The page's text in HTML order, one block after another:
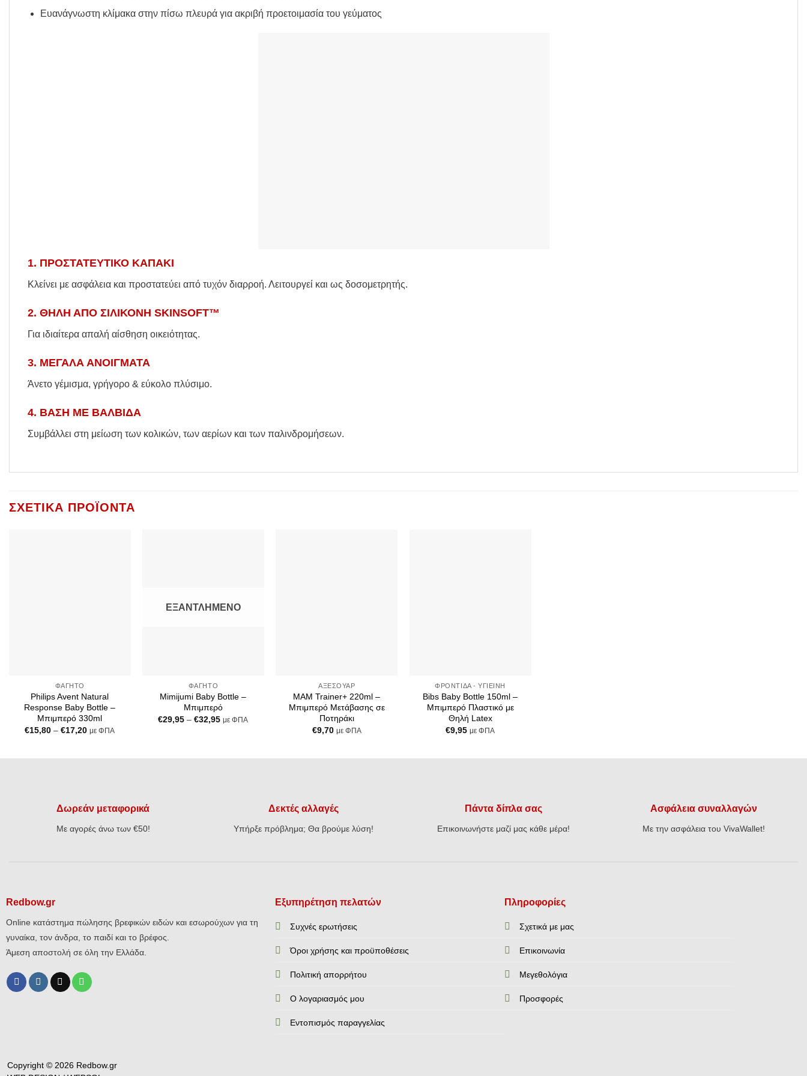
Ευανάγνωστη κλίμακα στην πίσω πλευρά για ακριβή προετοιμασία του γεύματος
1. ΠΡΟΣΤΑΤΕΥΤΙΚΟ ΚΑΠΑΚΙ
Κλείνει με ασφάλεια και προστατεύει από τυχόν διαρροή. Λειτουργεί και ως δοσομετρητής.
2. ΘΗΛΗ ΑΠΟ ΣΙΛΙΚΟΝΗ SKINSOFT™
Για ιδιαίτερα απαλή αίσθηση οικειότητας.
3. ΜΕΓΑΛΑ ΑΝΟΙΓΜΑΤΑ
Άνετο γέμισμα, γρήγορο & εύκολο πλύσιμο.
4. ΒΑΣΗ ΜΕ ΒΑΛΒΙΔΑ
Συμβάλλει στη μείωση των κολικών, των αερίων και των παλινδρομήσεων.
ΣΧΕΤΙΚΆ ΠΡΟΪΌΝΤΑ
ΦΑΓΗΤΌ
Philips Avent Natural
Response Baby Bottle –
Μπιμπερό 330ml
€15,80 – €17,20Price
με ΦΠΑ
ΕΞΑΝΤΛΗΜΈΝΟ
ΦΑΓΗΤΌ
Mimijumi Baby Bottle –
Μπιμπερό
€29,95 – €32,95Price
με ΦΠΑ
ΑΞΕΣΟΥΆΡ
MAM Trainer+ 220ml –
Μπιμπερό Μετάβασης σε
Ποτηράκι
€9,70 με ΦΠΑ
ΦΡΟΝΤΊΔΑ - ΥΓΙΕΙΝΉ
Bibs Baby Bottle 150ml –
Μπιμπερό Πλαστικό με
Θηλή Latex
€9,95 με ΦΠΑ
Δωρεάν μεταφορικά
Με αγορές άνω των €50!
Δεκτές αλλαγές
Υπήρξε πρόβλημα; Θα βρούμε λύση!
Πάντα δίπλα σας
Επικοινωνήστε μαζί μας κάθε μέρα!
Ασφάλεια συναλλαγών
Με την ασφάλεια του VivaWallet!
Redbow.gr
Online κατάστημα πώλησης βρεφικών ειδών και εσωρούχων για τη
γυναίκα, τον άνδρα, το παιδί και το βρέφος.
Άμεση αποστολή σε όλη την Ελλάδα.
Εξυπηρέτηση πελατών
Συχνές ερωτήσεις
Όροι χρήσης και προϋποθέσεις
Πολιτική απορρήτου
Ο λογαριασμός μου
Εντοπισμός παραγγελίας
Πληροφορίες
Σχετικά με μας
Επικοινωνία
Mεγεθολόγια
Προσφορές
Copyright © 2026 Redbow.gr